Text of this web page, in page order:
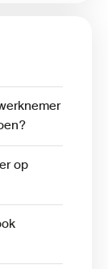
op